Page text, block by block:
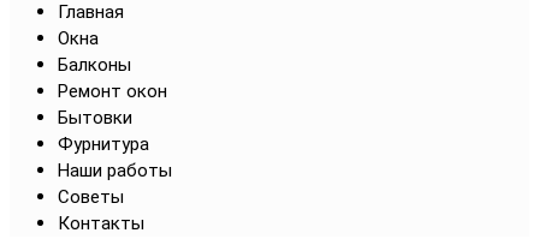
Главная
Окна
Балконы
Ремонт окон
Бытовки
Фурнитура
Наши работы
Советы
Контакты